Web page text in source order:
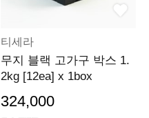
티세라
무지 블랙 고가구 박스 1.
2kg [12ea] x 1box
324,000